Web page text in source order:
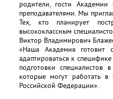
родители, гости Академии
преподавателями. Мы
Тех, кто планирует
высококлассным
Виктор Владимирович
«Наша Академия готовит
адаптироваться к
подготовки
которые могут работать
Российской Федерации».